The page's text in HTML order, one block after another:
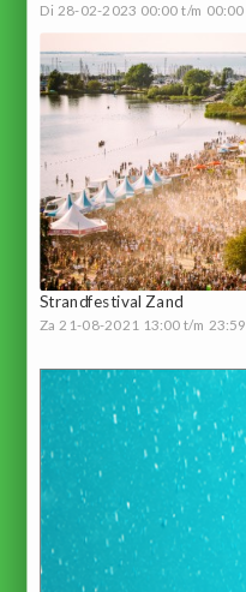
Di 28-02-2023 00:00 t/m 00:00
Strandfestival Zand
Za 21-08-2021 13:00 t/m 23:59